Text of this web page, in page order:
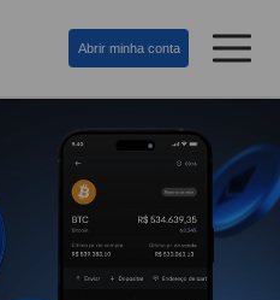
Abrir minha conta